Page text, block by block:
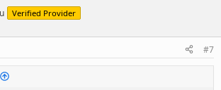
Verified Provider
#7